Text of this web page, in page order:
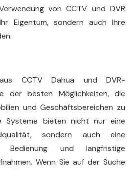
von CCTV und DVR
Eigentum, sondern auch Ihre
CCTV Dahua und DVR-
der besten Möglichkeiten, die
und Geschäftsbereichen zu
Systeme bieten nicht nur eine
sondern auch eine
Bedienung und langfristige
Wenn Sie auf der Suche